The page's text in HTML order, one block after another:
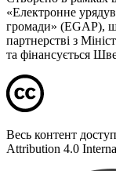
«Електронне
громади» (EGAP),
партнерстві з
та фінансується
Весь контент
Attribution 4.0